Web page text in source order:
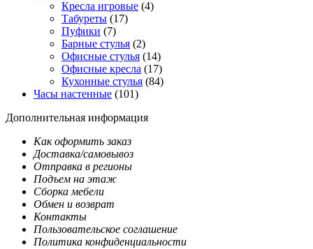
Кресла игровые (4)
Табуреты (17)
Пуфики (7)
Барные стулья (2)
Офисные стулья (14)
Офисные кресла (17)
Кухонные стулья (84)
Часы настенные (101)
Дополнительная информация
Как оформить заказ
Доставка/самовывоз
Отправка в регионы
Подъем на этаж
Сборка мебели
Обмен и возврат
Контакты
Пользовательское соглашение
Политика конфиденциальности